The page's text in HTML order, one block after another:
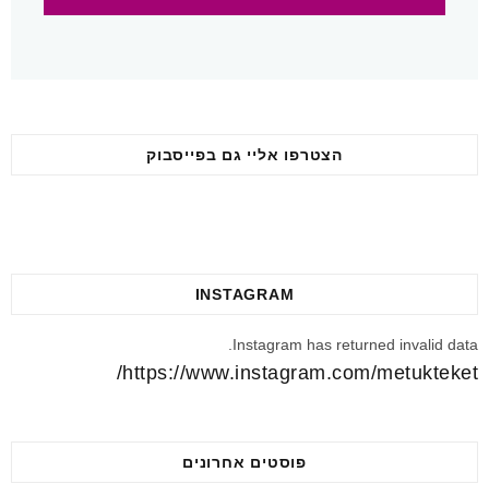
הצטרפו אליי גם בפייסבוק
INSTAGRAM
Instagram has returned invalid data.
https://www.instagram.com/metukteket/
פוסטים אחרונים